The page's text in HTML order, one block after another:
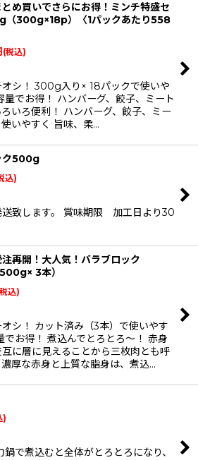
とめ買いでさらにお得！ミンチ特盛セ
（300g×18p）〈1パックあたり558
(税込)
オシ！ 300g入り× 18パックで使いや
量でお得！ ハンバーグ、餃子、ミート
いろ便利！ ハンバーグ、餃子、ミー
使いやすく 旨味、柔…
ク500g
込)
送致します。 賞味期限 加工日より30
注再開！大人気！バラブロック
3本）
込)
オシ！ カット済み（3本）で使いやす
でお得！ 煮込んでとろとろ〜！ 赤身
互に層に見えることから三枚肉とも呼
厚な赤身と上質な脂身は、煮込…
)
鍋で煮込むと全体がとろとろになり、